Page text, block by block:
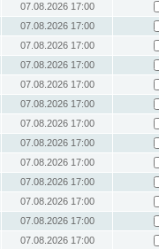
07.08.2026 17:00
07.08.2026 17:00
07.08.2026 17:00
07.08.2026 17:00
07.08.2026 17:00
07.08.2026 17:00
07.08.2026 17:00
07.08.2026 17:00
07.08.2026 17:00
07.08.2026 17:00
07.08.2026 17:00
07.08.2026 17:00
07.08.2026 17:00